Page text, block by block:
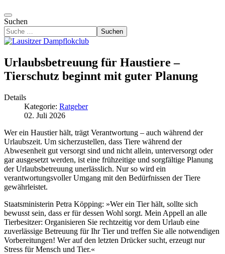
Suchen
Suchen
Urlaubsbetreuung für Haustiere –
Tierschutz beginnt mit guter Planung
Details
Kategorie: Ratgeber
02. Juli 2026
Wer ein Haustier hält, trägt Verantwortung – auch während der
Urlaubszeit. Um sicherzustellen, dass Tiere während der
Abwesenheit gut versorgt sind und nicht allein, unterversorgt oder
gar ausgesetzt werden, ist eine frühzeitige und sorgfältige Planung
der Urlaubsbetreuung unerlässlich. Nur so wird ein
verantwortungsvoller Umgang mit den Bedürfnissen der Tiere
gewährleistet.
Staatsministerin Petra Köpping: »Wer ein Tier hält, sollte sich
bewusst sein, dass er für dessen Wohl sorgt. Mein Appell an alle
Tierbesitzer: Organisieren Sie rechtzeitig vor dem Urlaub eine
zuverlässige Betreuung für Ihr Tier und treffen Sie alle notwendigen
Vorbereitungen! Wer auf den letzten Drücker sucht, erzeugt nur
Stress für Mensch und Tier.«